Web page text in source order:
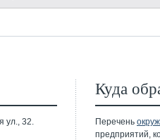
ул., 32.
Куда
Перечень
предприятий,